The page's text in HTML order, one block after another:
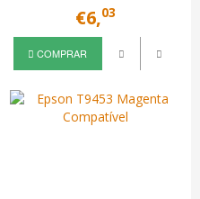
€6,03
COMPRAR